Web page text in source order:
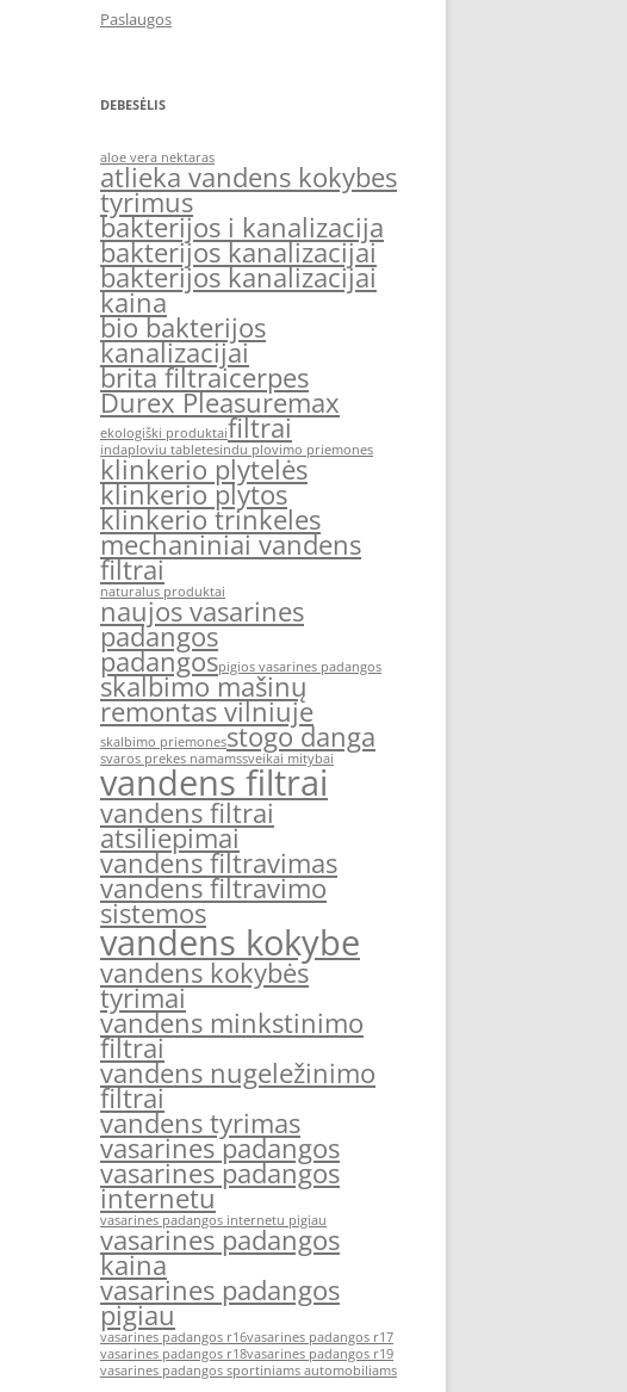
Paslaugos
DEBESĖLIS
aloe vera nektaras
atlieka vandens kokybes
tyrimus
bakterijos i kanalizacija
bakterijos kanalizacijai
bakterijos kanalizacijai
kaina
bio bakterijos
kanalizacijai
brita filtraicerpes
Durex Pleasuremax
ekologiški produktaifiltrai
indaploviu tabletesindu plovimo priemones
klinkerio plytelės
klinkerio plytos
klinkerio trinkeles
mechaniniai vandens
filtrai
naturalus produktai
naujos vasarines
padangos
padangospigios vasarines padangos
skalbimo mašinų
remontas vilniuje
skalbimo priemonesstogo danga
svaros prekes namamssveikai mitybai
vandens filtrai
vandens filtrai
atsiliepimai
vandens filtravimas
vandens filtravimo
sistemos
vandens kokybe
vandens kokybės
tyrimai
vandens minkstinimo
filtrai
vandens nugeležinimo
filtrai
vandens tyrimas
vasarines padangos
vasarines padangos
internetu
vasarines padangos internetu pigiau
vasarines padangos
kaina
vasarines padangos
pigiau
vasarines padangos r16vasarines padangos r17
vasarines padangos r18vasarines padangos r19
vasarines padangos sportiniams automobiliams